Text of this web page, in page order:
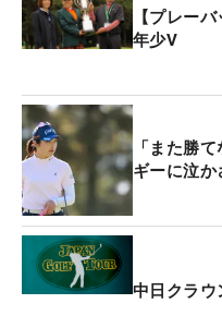
【プレー
年少V
「また勝
ギーに泣
中日クラ